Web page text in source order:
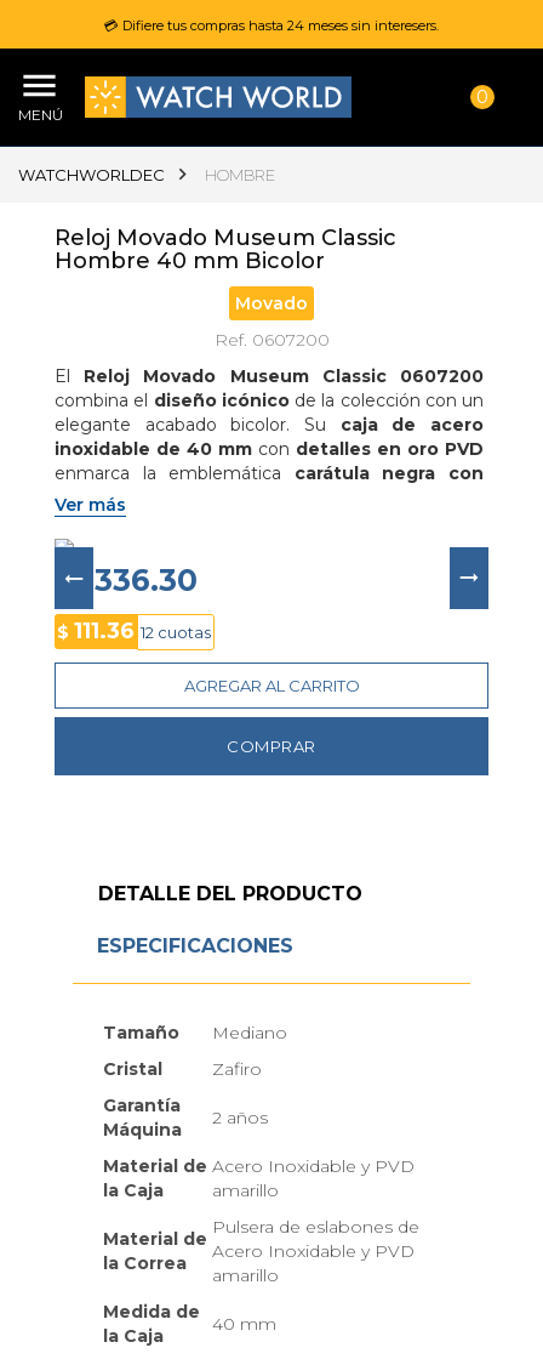
💳 Difiere tus compras hasta 24 meses sin interesers.
MENÚ
0
WATCHWORLDEC HOMBRE
Reloj Movado Museum Classic
Hombre 40 mm Bicolor
Movado
Ref. 0607200
El Reloj Movado Museum Classic 0607200
combina el diseño icónico de la colección con un
elegante acabado bicolor. Su caja de acero
inoxidable de 40 mm con detalles en oro PVD
enmarca la emblemática carátula negra con
punto dorado a las 12
mediodía. Equipado con
brazalete de eslabones bicolor
con cierre
desplegable, este modelo representa la perfecta
fusión entre sofisticación y estilo moderno
Ver más
$ 1336.30
$ 111.36 12 cuotas
AGREGAR AL CARRITO
COMPRAR
DETALLE DEL PRODUCTO
ESPECIFICACIONES
Tamaño
Mediano
Cristal
Zafiro
Garantía
Máquina
2 años
Material de
la Caja
Acero Inoxidable y PVD
amarillo
Material de
la Correa
Pulsera de eslabones de
Acero Inoxidable y PVD
amarillo
Medida de
la Caja
40 mm